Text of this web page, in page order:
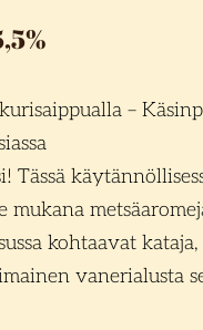
–
Tässä
mukana
kohtaavat kataja,
vanerialusta